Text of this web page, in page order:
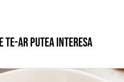
te-ar putea interesa